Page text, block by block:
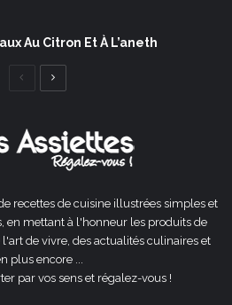
Au Citron Et À L’aneth
Page
recettes de cuisine illustrées simples et
en mettant à l'honneur les produits de
de vivre, des actualités culinaires et
plus encore ...
par vos sens et régalez-vous !